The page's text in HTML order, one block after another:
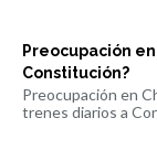
Preocupación
Constitución?
Preocupación en
trenes diarios a